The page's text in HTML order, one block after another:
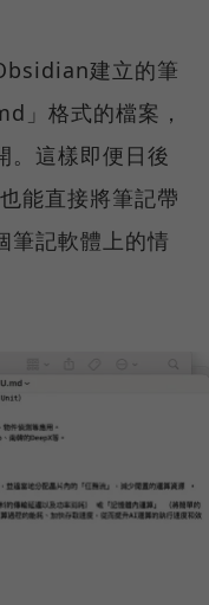
建立的筆
」格式的檔案，
。這樣即便日後
能直接將筆記帶
筆記軟體上的情